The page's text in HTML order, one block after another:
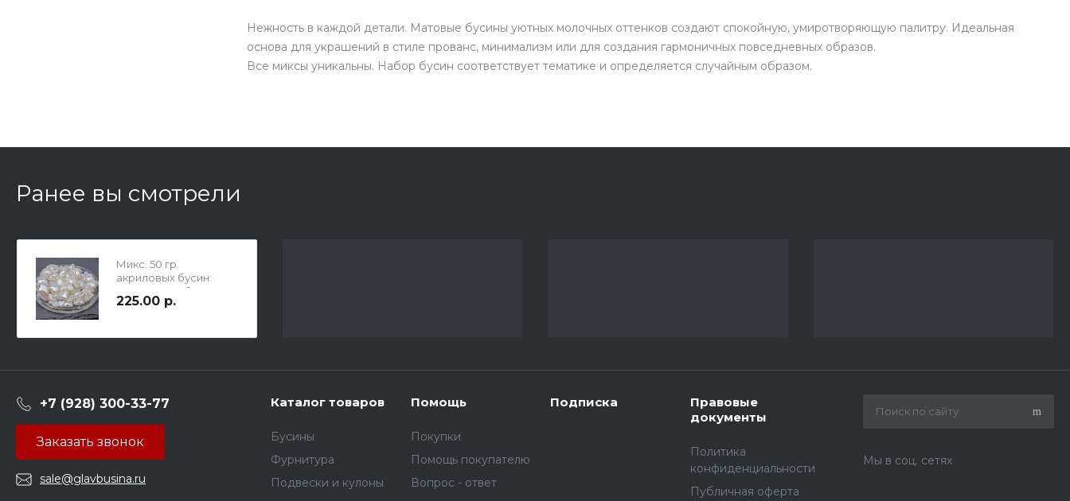
Нежность в каждой детали. Матовые бусины уютных молочных оттенков создают спокойную, умиротворяющую палитру. Идеальная
основа для украшений в стиле прованс, минимализм или для создания гармоничных повседневных образов.
Все миксы уникальны. Набор бусин соответствует тематике и определяется случайным образом.
Ранее вы смотрели
Микс. 50 гр.
акриловых бусин:
Молочное облако. Р-
ры 8-17 мм, листик - 30
225.00 р.
+7 (928) 300-33-77
Заказать звонок
sale@glavbusina.ru
Каталог товаров
Бусины
Фурнитура
Подвески и кулоны
Помощь
Покупки
Помощь покупателю
Вопрос - ответ
Подписка
Правовые
документы
Политика
конфиденциальности
Публичная оферта
Мы в соц. сетях